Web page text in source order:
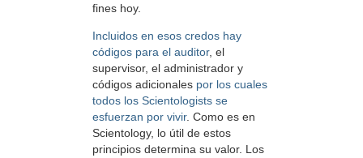
fines hoy.
Incluidos en esos credos hay
códigos para el auditor, el
supervisor, el administrador y
códigos adicionales por los cuales
todos los Scientologists se
esfuerzan por vivir. Como es en
Scientology, lo útil de estos
principios determina su valor. Los